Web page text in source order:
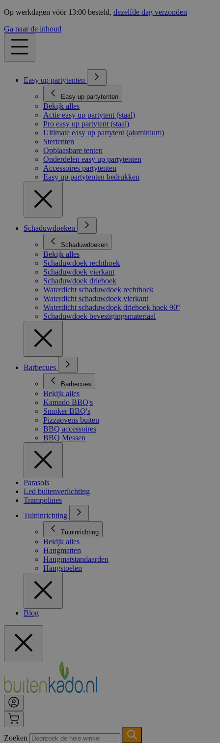
Op werkdagen vóór 13:00 besteld, dezelfde dag verzonden
Ga naar de inhoud
Easy up partytenten
Easy up partytenten
Bekijk alles
Actie easy up partytent (staal)
Pro easy up partytent (staal)
Ultimate easy up partytent (aluminium)
Stertenten
Opblaasbare tenten
Onderdelen easy up partytenten
Accessoires partytenten
Easy up partytenten bedrukken
Schaduwdoeken
Schaduwdoeken
Bekijk alles
Schaduwdoek rechthoek
Schaduwdoek vierkant
Schaduwdoek driehoek
Waterdicht schaduwdoek rechthoek
Waterdicht schaduwdoek vierkant
Waterdicht schaduwdoek driehoek hoek 90º
Schaduwdoek bevestigingsmateriaal
Barbecues
Barbecues
Bekijk alles
Kamado BBQ's
Smoker BBQ's
Pizzaovens buiten
BBQ accessoires
BBQ Messen
Parasols
Led buitenverlichting
Trampolines
Tuininrichting
Tuininrichting
Bekijk alles
Hangmatten
Hangmatstandaarden
Hangstoelen
Blog
Zoeken